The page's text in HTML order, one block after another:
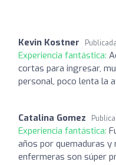
Kevin Kostner
Experiencia fantástica:
cortas para ingresar,
personal, poco lenta la
Catalina Gomez
Experiencia fantástica:
años por quemaduras y
enfermeras son súper